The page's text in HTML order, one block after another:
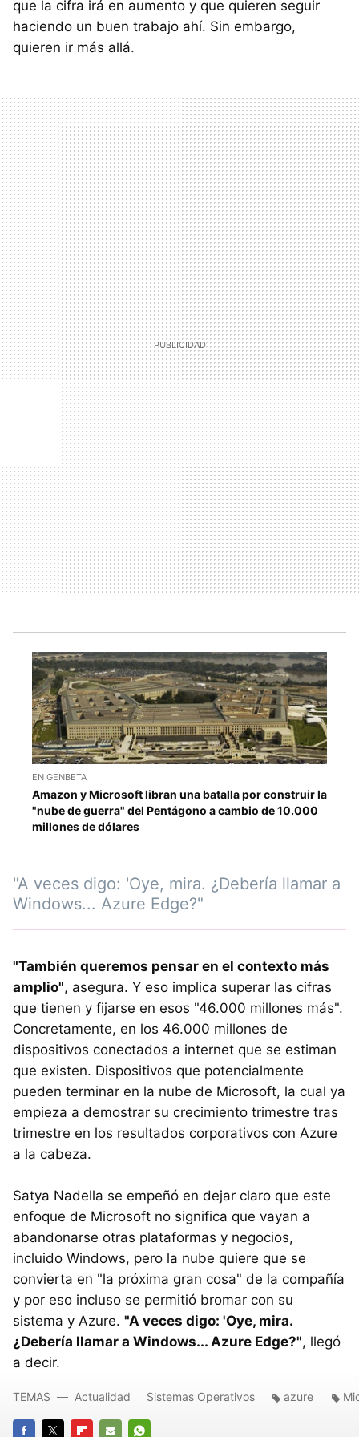
que la cifra irá en aumento y que quieren seguir
haciendo un buen trabajo ahí. Sin embargo,
quieren ir más allá.
EN GENBETA
Amazon y Microsoft libran una batalla por construir la
"nube de guerra" del Pentágono a cambio de 10.000
millones de dólares
"A veces digo: 'Oye, mira. ¿Debería llamar a
Windows... Azure Edge?"
"También queremos pensar en el contexto más
amplio", asegura. Y eso implica superar las cifras
que tienen y fijarse en esos "46.000 millones más".
Concretamente, en los 46.000 millones de
dispositivos conectados a internet que se estiman
que existen. Dispositivos que potencialmente
pueden terminar en la nube de Microsoft, la cual ya
empieza a demostrar su crecimiento trimestre tras
trimestre en los resultados corporativos con Azure
a la cabeza.
Satya Nadella se empeñó en dejar claro que este
enfoque de Microsoft no significa que vayan a
abandonarse otras plataformas y negocios,
incluido Windows, pero la nube quiere que se
convierta en "la próxima gran cosa" de la compañía
y por eso incluso se permitió bromar con su
sistema y Azure. "A veces digo: 'Oye, mira.
¿Debería llamar a Windows... Azure Edge?", llegó
a decir.
TEMAS Actualidad Sistemas Operativos azure